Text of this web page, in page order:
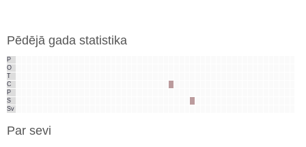
Pēdējā gada statistika
P
O
T
C
P
S
Sv
Par sevi